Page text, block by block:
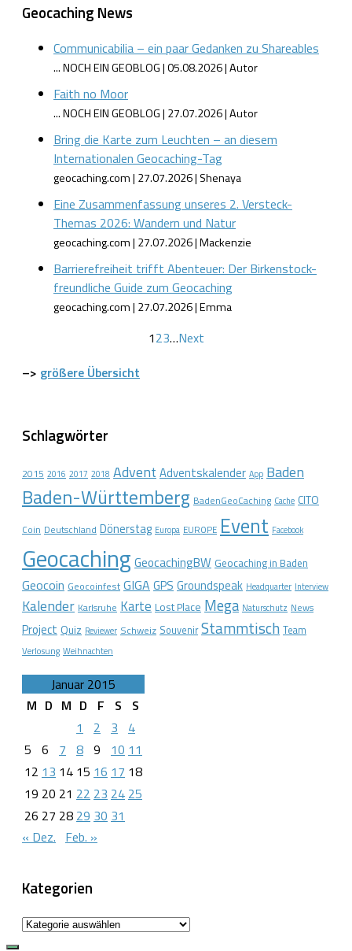
Geocaching News
Communicabilia – ein paar Gedanken zu Shareables
... NOCH EIN GEOBLOG 05.08.2026 Autor
Faith no Moor
... NOCH EIN GEOBLOG 27.07.2026 Autor
Bring die Karte zum Leuchten – an diesem
Internationalen Geocaching-Tag
geocaching.com 27.07.2026 Shenaya
Eine Zusammenfassung unseres 2. Versteck-
Themas 2026: Wandern und Natur
geocaching.com 27.07.2026 Mackenzie
Barrierefreiheit trifft Abenteuer: Der Birkenstock-
freundliche Guide zum Geocaching
geocaching.com 27.07.2026 Emma
123…Next
–> größere Übersicht
Schlagwörter
2015 2016 2017 2018 Advent Adventskalender App Baden
Baden-Württemberg BadenGeoCaching Cache CITO
Coin Deutschland Dönerstag Europa EUROPE Event Facebook
Geocaching GeocachingBW Geocaching in Baden
Geocoin Geocoinfest GIGA GPS Groundspeak Headquarter Interview
Kalender Karlsruhe Karte Lost Place Mega Naturschutz News
Project Quiz Reviewer Schweiz Souvenir Stammtisch Team
Verlosung Weihnachten
Januar 2015
M D M D F S
S
1
2 3
4
5 6 7 8 9 10 11
12 13 14 15 16 17 18
19 20 21 22 23 24 25
26 27 28 29 30 31
« Dez. Feb. »
Kategorien
Kategorien